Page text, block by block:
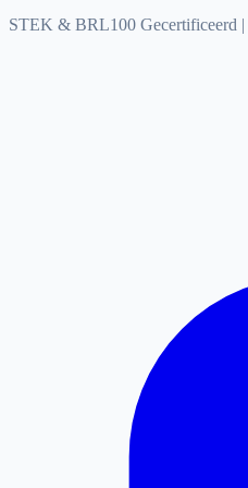
STEK & BRL100 Gecertificeerd |